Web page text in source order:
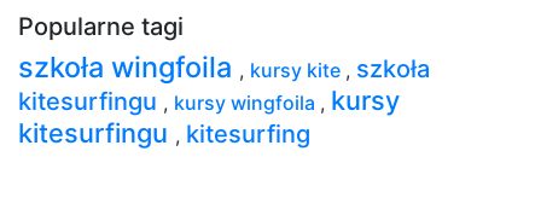
Popularne tagi
szkoła wingfoila , kursy kite , szkoła
kitesurfingu , kursy wingfoila , kursy
kitesurfingu , kitesurfing